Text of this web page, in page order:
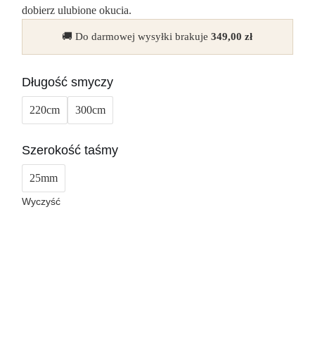
dobierz ulubione okucia.
🚚 Do darmowej wysyłki brakuje349,00zł
Długość smyczy
220cm 300cm
Szerokość taśmy
25mm
Wyczyść